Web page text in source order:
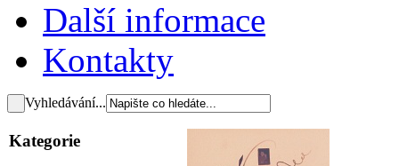
Další informace
Kontakty
Vyhledávání...
Kategorie